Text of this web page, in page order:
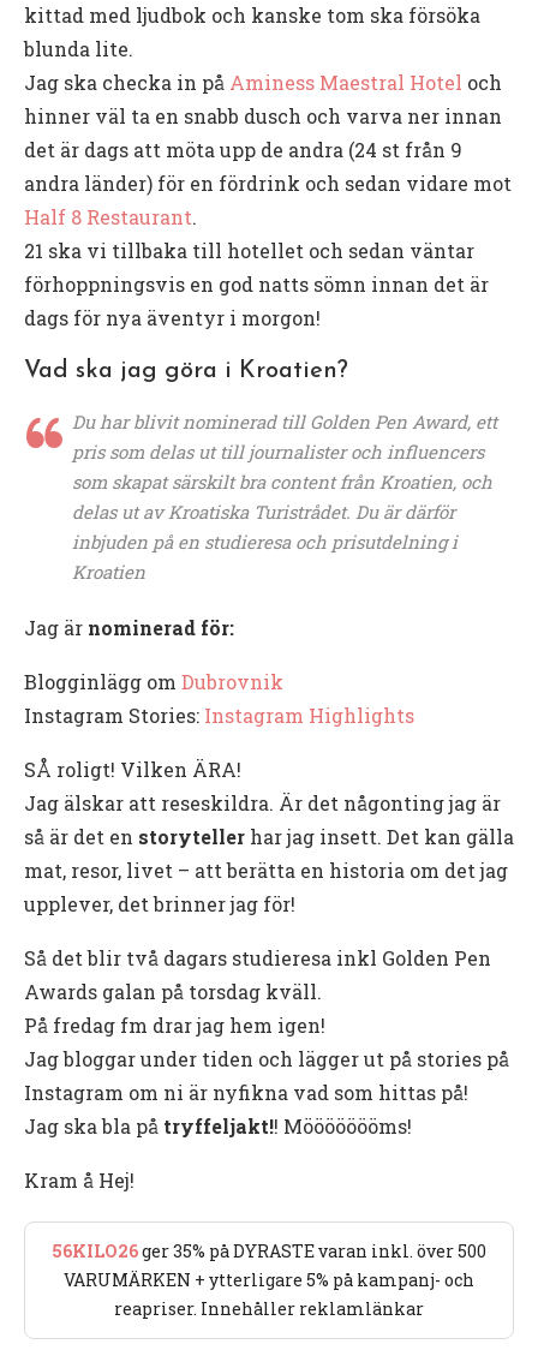
kittad med ljudbok och kanske tom ska försöka
blunda lite.
Jag ska checka in på Aminess Maestral Hotel och
hinner väl ta en snabb dusch och varva ner innan
det är dags att möta upp de andra (24 st från 9
andra länder) för en fördrink och sedan vidare mot
Half 8 Restaurant.
21 ska vi tillbaka till hotellet och sedan väntar
förhoppningsvis en god natts sömn innan det är
dags för nya äventyr i morgon!
Vad ska jag göra i Kroatien?
Du har blivit nominerad till Golden Pen Award, ett
pris som delas ut till journalister och influencers
som skapat särskilt bra content från Kroatien, och
delas ut av Kroatiska Turistrådet. Du är därför
inbjuden på en studieresa och prisutdelning i
Kroatien
Jag är nominerad för:
Blogginlägg om Dubrovnik
Instagram Stories: Instagram Highlights
SÅ roligt! Vilken ÄRA!
Jag älskar att reseskildra. Är det någonting jag är
så är det en storyteller har jag insett. Det kan gälla
mat, resor, livet – att berätta en historia om det jag
upplever, det brinner jag för!
Så det blir två dagars studieresa inkl Golden Pen
Awards galan på torsdag kväll.
På fredag fm drar jag hem igen!
Jag bloggar under tiden och lägger ut på stories på
Instagram om ni är nyfikna vad som hittas på!
Jag ska bla på tryffeljakt!! Möööööööms!
Kram å Hej!
56KILO26ger 35% på DYRASTE varan inkl. över 500
VARUMÄRKEN + ytterligare 5% på kampanj- och
reapriser. Innehåller reklamlänkar